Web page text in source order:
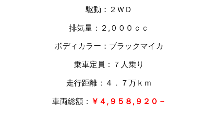
駆動：２ＷＤ
排気量：２,０００ｃｃ
ボディカラー：ブラックマイカ
乗車定員：７人乗り
走行距離：４．７万 ｋｍ
車両総額： ￥４,９５８,９２０－